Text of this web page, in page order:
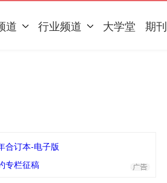
道 行业频道 大学堂 期刊
合订本-电子版
专栏征稿